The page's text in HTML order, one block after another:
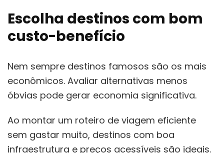
Escolha destinos com bom
custo-benefício
Nem sempre destinos famosos são os mais
econômicos. Avaliar alternativas menos
óbvias pode gerar economia significativa.
Ao montar um roteiro de viagem eficiente
sem gastar muito, destinos com boa
infraestrutura e preços acessíveis são ideais.